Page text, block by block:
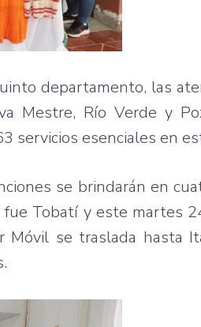
departamento, las
Mestre, Río Verde y
servicios esenciales en
se brindarán en
Tobatí y este martes
Móvil se traslada